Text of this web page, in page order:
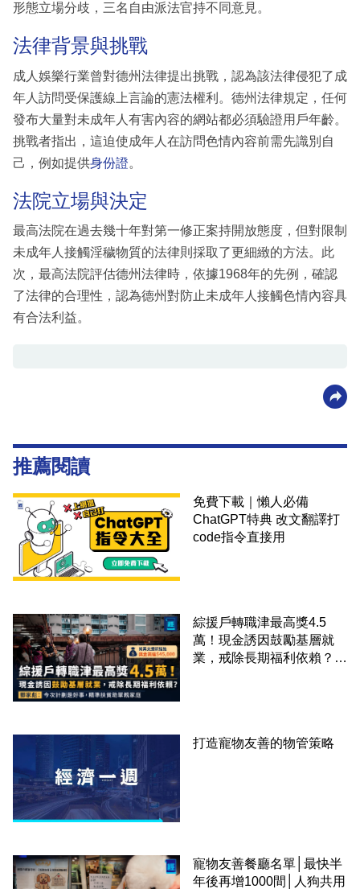
形態立場分歧，三名自由派法官持不同意見。
法律背景與挑戰
成人娛樂行業曾對德州法律提出挑戰，認為該法律侵犯了成
年人訪問受保護線上言論的憲法權利。德州法律規定，任何
發布大量對未成年人有害內容的網站都必須驗證用戶年齡。
挑戰者指出，這迫使成年人在訪問色情內容前需先識別自
己，例如提供身份證。
法院立場與決定
最高法院在過去幾十年對第一修正案持開放態度，但對限制
未成年人接觸淫穢物質的法律則採取了更細緻的方法。此
次，最高法院評估德州法律時，依據1968年的先例，確認
了法律的合理性，認為德州對防止未成年人接觸色情內容具
有合法利益。
推薦閱讀
免費下載｜懶人必備
ChatGPT特典 改文翻譯打
code指令直接用
綜援戶轉職津最高獎4.5
萬！現金誘因鼓勵基層就
業，戒除長期福利依賴？鄧
打造寵物友善的物管策略
寵物友善餐廳名單│最快半
年後再增1000間│人狗共用